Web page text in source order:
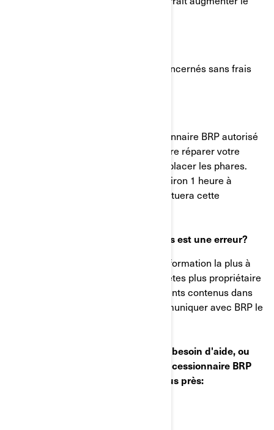
BRP entend réparer les véhicules concernés sans frais
Communiquez avec votre concessionnaire BRP autorisé
afin de prendre rendez-vous pour faire réparer votre
véhicule. La solution consiste à remplacer les phares.
Cette réparation devrait prendre environ 1 heure à
compléter. Le concessionnaire effectuera cette
Que faire si vous croyez que cet avis est une erreur?
Cet avis vous a été envoyé selon l'information la plus à
jour dont nous disposons. Si vous n'êtes plus propriétaire
du véhicule ou que des renseignements contenus dans
cet avis sont inexacts, veuillez communiquer avec BRP le
Si vous avez des questions ou avez besoin d'aide, ou
pour savoir comment trouver le concessionnaire BRP
autorisé de véhicules Can-Am le plus près: